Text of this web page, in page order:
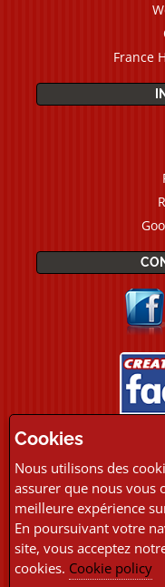
France
Cookies
Nous utilisons des
assurer que nous vous
meilleure expérience
En poursuivant votre
site, vous acceptez
cookies. Cookie policy